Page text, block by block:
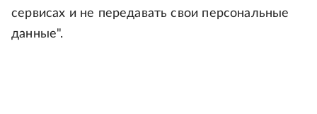
сервисах и не передавать свои персональные
данные".